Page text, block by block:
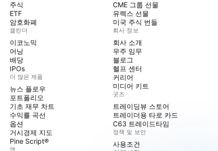
주식
ETF
암호화폐
캘린더
이코노믹
어닝
배당
IPOs
더 많은 제품
뉴스 플로우
포트폴리오
기초 재무 차트
수익률 곡선
옵션
거시경제 지도
Pine Script®
앱
CME 그룹 선물
유렉스 선물
미국 주식 번들
회사 정보
회사 소개
우주 임무
블로그
헬프 센터
커리어
미디어 키트
굿즈
트레이딩뷰 스토어
트레이더용 타로 카드
C63 트레이드타임
정책 및 보안
사용조건